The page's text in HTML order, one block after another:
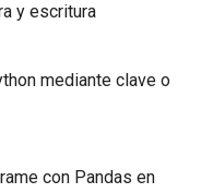
y escritura
mediante clave o
con Pandas en